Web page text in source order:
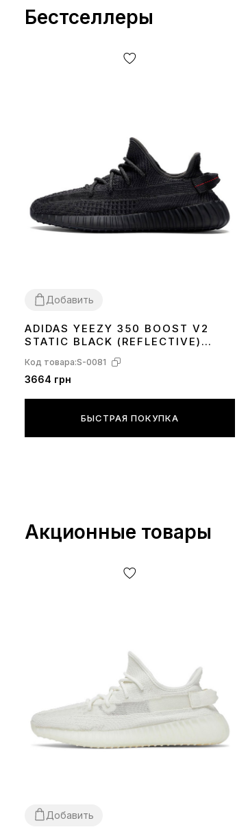
Бестселлеры
Добавить
36 3738 39 404142 43 4445
ADIDAS YEEZY 350 BOOST V2
STATIC BLACK (REFLECTIVE)
Код товара:S-0081
3664 грн
БЫСТРАЯ ПОКУПКА
Акционные товары
Добавить